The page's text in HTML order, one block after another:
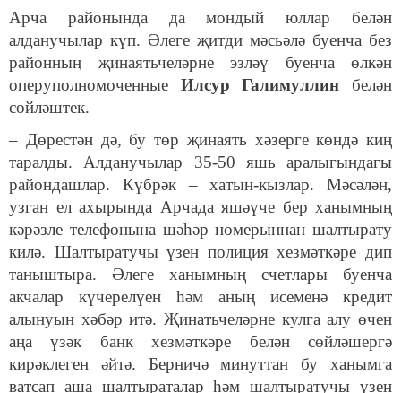
Арча районында да мондый юллар белән
алданучылар күп. Әлеге җитди мәсьәлә буенча без
районның җинаятьчеләрне эзләү буенча өлкән
оперуполномоченные Илсур Галимуллин белән
сөйләштек.
– Дөрестән дә, бу төр җинаять хәзерге көндә киң
таралды. Алданучылар 35-50 яшь аралыгындагы
райондашлар. Күбрәк – хатын-кызлар. Мәсәлән,
узган ел ахырында Арчада яшәүче бер ханымның
кәрәзле телефонына шәһәр номерыннан шалтырату
килә. Шалтыратучы үзен полиция хезмәткәре дип
таныштыра. Әлеге ханымның счетлары буенча
акчалар күчерелүен һәм аның исеменә кредит
алынуын хәбәр итә. Җинатьчеләрне кулга алу өчен
аңа үзәк банк хезмәткәре белән сөйләшергә
кирәклеген әйтә. Берничә минуттан бу ханымга
ватсап аша шалтыраталар һәм шалтыратучы үзен